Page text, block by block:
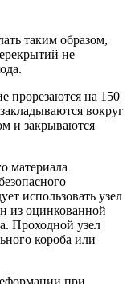
таким образом,
не
прорезаются на 150
вокруг
и закрываются
материала
использовать узел
из оцинкованной
Проходной узел
короба или
при